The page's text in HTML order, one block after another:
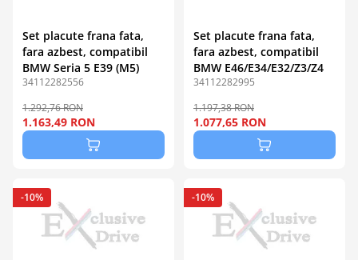
Set placute frana fata,
fara azbest, compatibil
BMW Seria 5 E39 (M5)
34112282556
1.292,76 RON
1.163,49 RON
Set placute frana fata,
fara azbest, compatibil
BMW E46/E34/E32/Z3/Z4
34112282995
1.197,38 RON
1.077,65 RON
-10% -10%